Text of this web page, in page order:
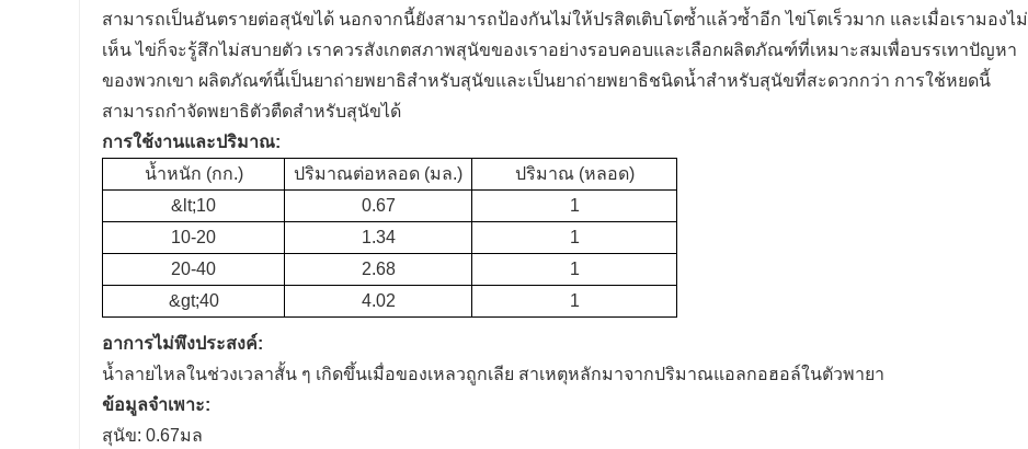
สามารถเป็นอันตรายต่อสุนัขได้ นอกจากนี้ยังสามารถป้องกันไม่ให้ปรสิตเติบโตซ้ำแล้วซ้ำอีก ไข่โตเร็วมาก และเมื่อเรามองไม่
เห็น ไข่ก็จะรู้สึกไม่สบายตัว เราควรสังเกตสภาพสุนัขของเราอย่างรอบคอบและเลือกผลิตภัณฑ์ที่เหมาะสมเพื่อบรรเทาปัญหา
ของพวกเขา ผลิตภัณฑ์นี้เป็นยาถ่ายพยาธิสำหรับสุนัขและเป็นยาถ่ายพยาธิชนิดน้ำสำหรับสุนัขที่สะดวกกว่า การใช้หยดนี้
สามารถกำจัดพยาธิตัวตืดสำหรับสุนัขได้
การใช้งานและปริมาณ:
น้ำหนัก (กก.)
ปริมาณต่อหลอด (มล.)
ปริมาณ (หลอด)
&lt;10
0.67
1
10-20
1.34
1
20-40
2.68
1
&gt;40
4.02 1
อาการไม่พึงประสงค์:
น้ำลายไหลในช่วงเวลาสั้น ๆ เกิดขึ้นเมื่อของเหลวถูกเลีย สาเหตุหลักมาจากปริมาณแอลกอฮอล์ในตัวพายา
ข้อมูลจำเพาะ:
สุนัข: 0.67มล